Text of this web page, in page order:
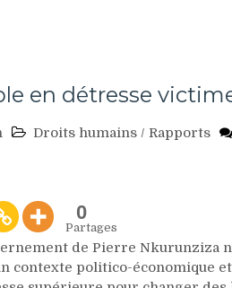
en détresse
Droits humains / Rapports
0
Partages
de Pierre Nkurunziza
contexte politico-économique